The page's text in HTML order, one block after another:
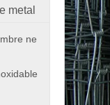
metal
ne